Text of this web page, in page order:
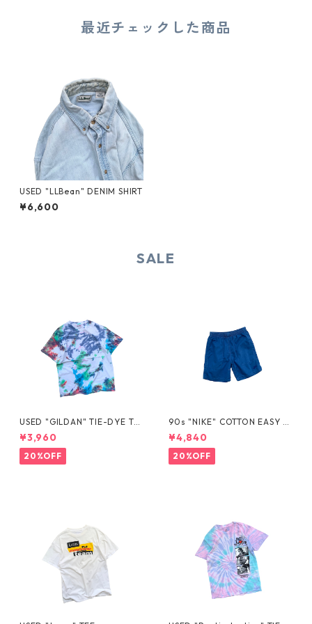
最近チェックした商品
USED "LLBean" DENIM SHIRT
¥6,600
SALE
USED "GILDAN" TIE-DYE TE
E
¥3,960
20%OFF
90s "NIKE" COTTON EASY S
HORTS
¥4,840
20%OFF